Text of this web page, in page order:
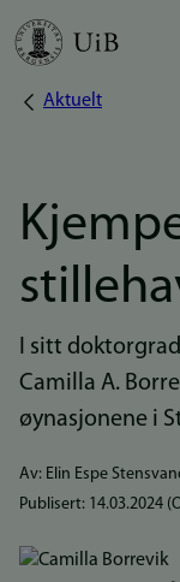
Hopp
Aktuelt
I sitt
Camilla A.
øynasjonene i
Av: Elin Espe
Publisert: 14.03.2024